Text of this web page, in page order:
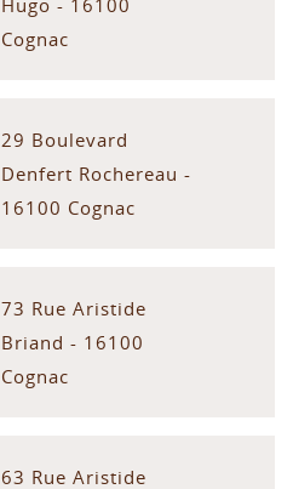
Cognac
29 Boulevard
Denfert Rochereau -
16100 Cognac
73 Rue Aristide
Briand - 16100
Cognac
63 Rue Aristide